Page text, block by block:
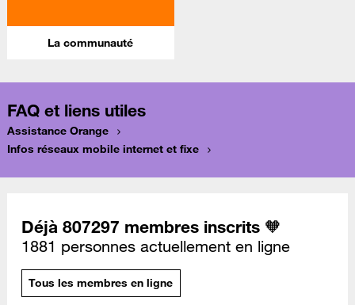
La communauté
FAQ et liens utiles
Assistance Orange
Infos réseaux mobile internet et fixe
Déjà 807297 membres inscrits 🧡
1881 personnes actuellement en ligne
Tous les membres en ligne